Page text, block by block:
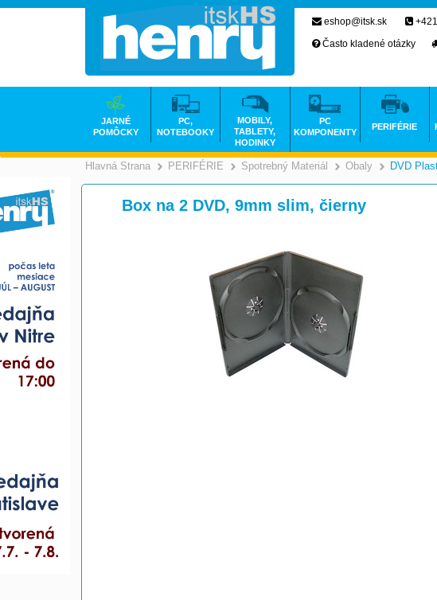
Hlavná Strana >
PERIFÉRIE >
Spotrebný Materiál >
Obaly DVD
Box na 2 DVD, 9mm slim, čierny
eshop@itsk.sk
Často kladené otázky
JARNÉ
POMÔCKY
PC,
NOTEBOOKY
MOBILY,
TABLETY,
HODINKY
PC
KOMPONENTY
PERIFÉRIE